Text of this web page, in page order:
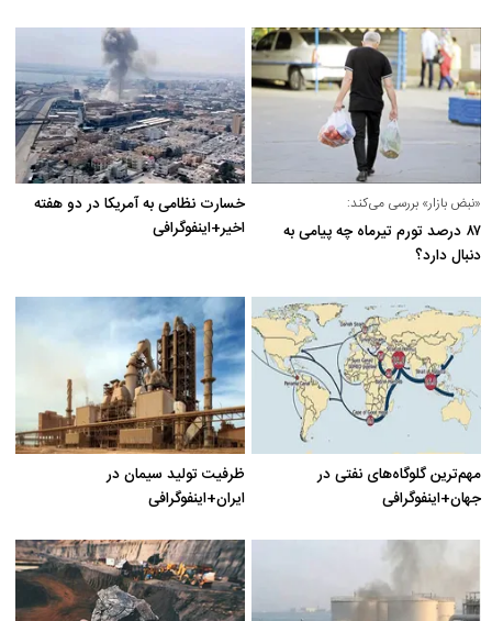
«نبض بازار» بررسی می‌کند:
۸۷ درصد تورم تیرماه چه پیامی به
دنبال دارد؟
خسارت نظامی به آمریکا در دو هفته
اخیر+اینفوگرافی
مهم‌ترین گلوگاه‌های نفتی در
جهان+اینفوگرافی
ظرفیت تولید سیمان در
ایران+اینفوگرافی